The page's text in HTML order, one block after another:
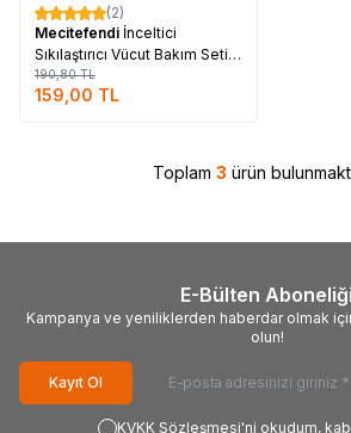
%17
(2)
Mecitefendi İnceltici
Sıkılaştırıcı Vücut Bakım Seti -
Bakım Sabunu & Bakım Yağı
190,80TL
159,00 TL
Toplam 3 ürün
E-Bülten Aboneliği
Kampanya ve yeniliklerden haberdar olmak
olun!
Kayıt Ol
KVKK Sözleşmesi'ni okudum,